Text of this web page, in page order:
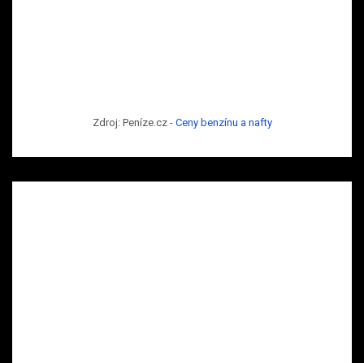
Zdroj: Peníze.cz - Ceny benzínu a nafty